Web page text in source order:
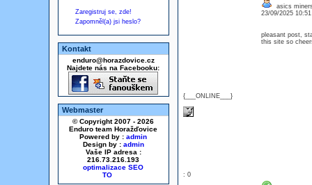
Zaregistruj se, zde!
Zapomněl(a) jsi heslo?
Kontakt
enduro@horazdovice.cz
Najdete nás na Facebooku:
Webmaster
© Copyright 2007 - 2026
Enduro team Horažďovice
Powered by : admin
Design by : admin
Vaše IP adresa :
216.73.216.193
optimalizace SEO
{___ONLINE___}
asics
23/09/2025
pleasant post,
this site so
: 0